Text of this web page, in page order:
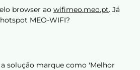
browser ao wifimeo.meo.pt. Já
MEO-WIFI?
solução marque como 'Melhor